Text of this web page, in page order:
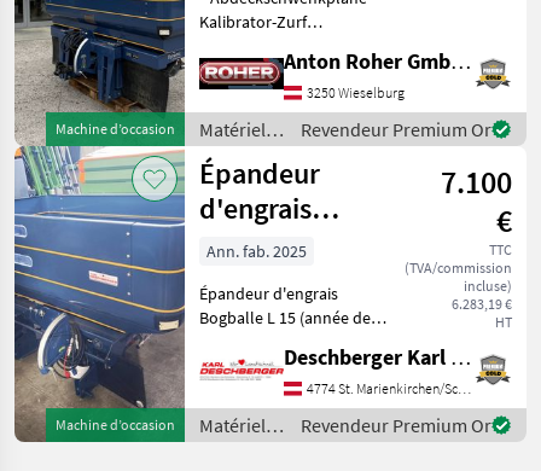
Machine d’occasion
Kalibrator-Zurf
Umschaltung Grenzstreuen
* Siebgitter * Wiegezelle *
Gelenkwelle * Beleuchtung
* mechanische T
Anton Roher GmbH (ACA Center Roher)
3250 Wieselburg
Matériels
de
fertilisation
et
irrigation
/ Bogballe
Revendeur Premium Or
Machine d’occasion
Épandeur
d'engrais
Bogballe L 15
7.100
€
TTC
(TVA/commission
incluse)
6.283,19 €
HT
Ann. fab. 2025
Épandeur d'engrais
Bogballe L 15 (année de
comme neuf, avec 2
rehausses de trémie
(capacité totale max. 1 600
kg), tamis anti-corps
Deschberger Karl Landtechnik GesmbH & Co KG
4774 St. Marienkirchen/Schärding
Matériels
de
Revendeur Premium Or